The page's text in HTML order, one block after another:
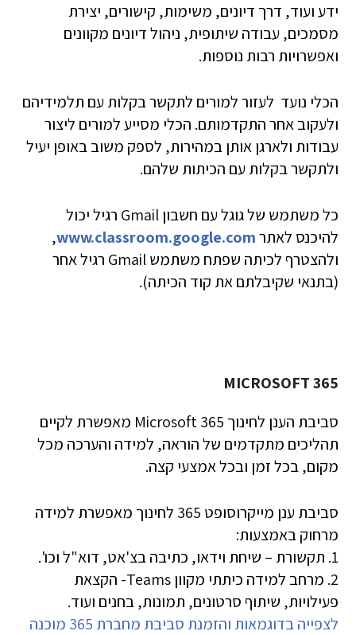
ידע ועוד, דרך דיונים, משימות, קישורים, יצירת
מסמכים, עבודה שיתופית, ניהול דיונים מקוונים
ואפשרויות רבות נוספות.
הכלי נועד לעזור למורים לתקשר בקלות עם תלמידיהם
ולעקוב אחר התקדמותם. הכלי מסייע למורים ליצור
עבודות ולארגן אותן במהירות, לספק משוב באופן יעיל
ולתקשר בקלות עם הכיתות שלהם.
כל משתמש של גוגל עם חשבון Gmail רגיל יכול
להיכנס לאתרwww.classroom.google.com
,
ולהצטרף לכיתה שפתח משתמש Gmail רגיל אחר
(בתנאי שקיבלתם את קוד הכיתה).
MICROSOFT 365
סביבת הענן לחינוך Microsoft 365 מאפשרת לקיים
תהליכים מתקדמים של הוראה, למידה והערכה מכל
מקום, בכל זמן ובכל אמצעי קצה.
סביבת ענן מייקרוסופט 365 לחינוך מאפשרת למידה
מרחוק באמצעות:
1. תקשורת – שיחת וידאו, כתיבה בצ'אט, דוא"ל וכו'.
2. מרחב למידה כיתתי מקוון Teams- הקצאת
פעילויות, שיתוף סרטונים, תמונות, בחנים ועוד.
לצפייה בדוגמאות והזמנת סביבת מחברת 365 מוכנה